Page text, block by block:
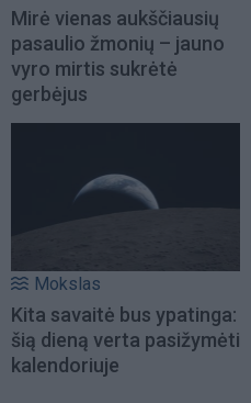
Mirė vienas aukščiausių
pasaulio žmonių – jauno
vyro mirtis sukrėtė
gerbėjus
Mokslas
Kita savaitė bus ypatinga:
šią dieną verta pasižymėti
kalendoriuje